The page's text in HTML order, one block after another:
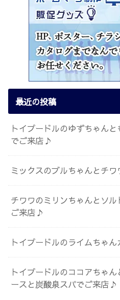
最近の投稿
トイプードルのゆずちゃん
でご来店♪
ミックスのブルちゃんとチ
チワワのミリンちゃんとソ
ご来店♪
トイプードルのライムちゃ
トイプードルのココアちゃ
ースと炭酸泉スパでご来店♪